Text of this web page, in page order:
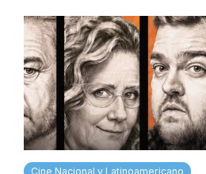
Cine Nacional y Latinoamericano